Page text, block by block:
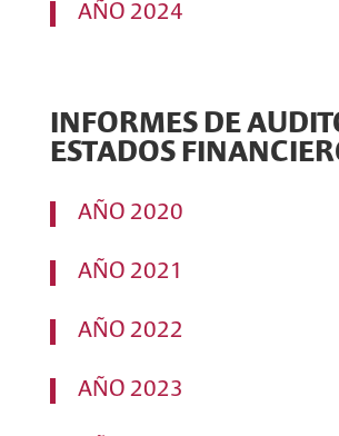
AÑO 2024
INFORMES DE
ESTADOS
AÑO 2020
AÑO 2021
AÑO 2022
AÑO 2023